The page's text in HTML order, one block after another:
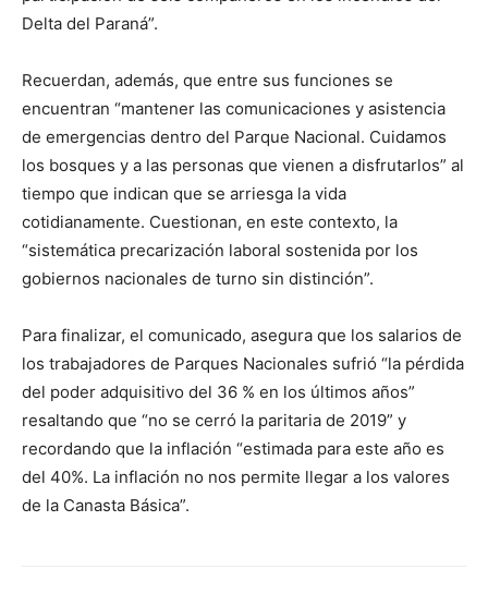
Delta del Paraná”.
Recuerdan, además, que entre sus funciones se
encuentran “mantener las comunicaciones y asistencia
de emergencias dentro del Parque Nacional. Cuidamos
los bosques y a las personas que vienen a disfrutarlos” al
tiempo que indican que se arriesga la vida
cotidianamente. Cuestionan, en este contexto, la
“sistemática precarización laboral sostenida por los
gobiernos nacionales de turno sin distinción”.
Para finalizar, el comunicado, asegura que los salarios de
los trabajadores de Parques Nacionales sufrió “la pérdida
del poder adquisitivo del 36 % en los últimos años”
resaltando que “no se cerró la paritaria de 2019” y
recordando que la inflación “estimada para este año es
del 40%. La inflación no nos permite llegar a los valores
de la Canasta Básica”.